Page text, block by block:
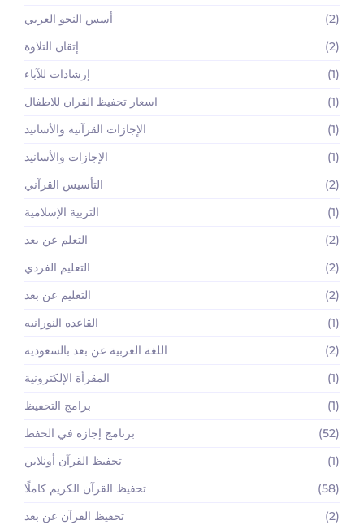
أسس النحو العربي
(2)
إتقان التلاوة
(2)
إرشادات للآباء
(1)
اسعار تحفيظ القران للاطفال
(1)
الإجازات القرآنية والأسانيد
(1)
الإجازات والأسانيد
(1)
التأسيس القرآني
(2)
التربية الإسلامية
(1)
التعلم عن بعد
(2)
التعليم الفردي
(2)
التعليم عن بعد
(2)
القاعده النورانيه
(1)
اللغة العربية عن بعد بالسعوديه
(2)
المقرأة الإلكترونية
(1)
برامج التحفيظ
(1)
برنامج إجازة في الحفظ
(52)
تحفيظ القرآن أونلاين
(1)
تحفيظ القرآن الكريم كاملًا
(58)
تحفيظ القرآن عن بعد
(2)